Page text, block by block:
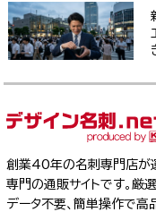
創業40年の名刺専門店が
専門の通販サイトです。厳
データ不要、簡単操作で